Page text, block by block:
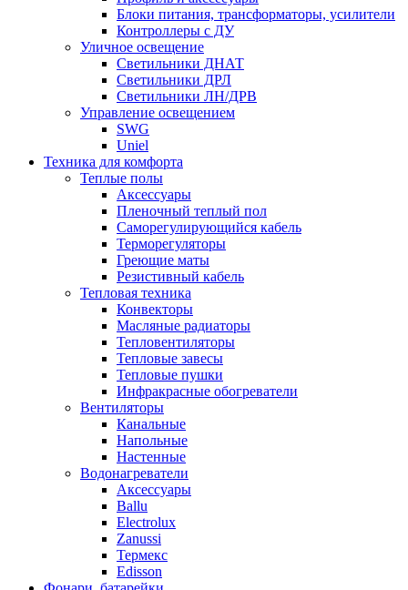
Блоки питания, трансформаторы, усилители
Контроллеры с ДУ
Уличное освещение
Светильники ДНАТ
Светильники ДРЛ
Светильники ЛН/ДРВ
Управление освещением
SWG
Uniel
Техника для комфорта
Теплые полы
Аксессуары
Пленочный теплый пол
Саморегулирующийся кабель
Терморегуляторы
Греющие маты
Резистивный кабель
Тепловая техника
Конвекторы
Масляные радиаторы
Тепловентиляторы
Тепловые завесы
Тепловые пушки
Инфракрасные обогреватели
Вентиляторы
Канальные
Напольные
Настенные
Водонагреватели
Аксессуары
Ballu
Electrolux
Zanussi
Термекс
Edisson